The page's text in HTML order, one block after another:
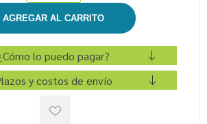
lo puedo pagar?
y costos de envío